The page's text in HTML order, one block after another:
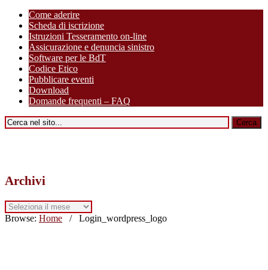
Come aderire
Scheda di iscrizione
Istruzioni Tesseramento on-line
Assicurazione e denuncia sinistro
Software per le BdT
Codice Etico
Pubblicare eventi
Download
Domande frequenti – FAQ
Archivi
Archivi
Browse: Home / Login_wordpress_logo